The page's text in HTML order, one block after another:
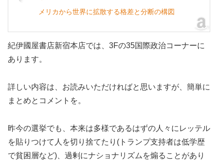
メリカから世界に拡散する格差と分断の構図
紀伊國屋書店新宿本店では、3Fの35国際政治コーナーに
あります。
詳しい内容は、お読みいただければと思いますが、簡単に
まとめとコメントを。
昨今の選挙でも、本来は多様であるはずの人々にレッテル
を貼りつけて人を切り捨てたり(トランプ支持者は低学歴
で貧困層など)、過剰にナショナリズムを煽ることがあり